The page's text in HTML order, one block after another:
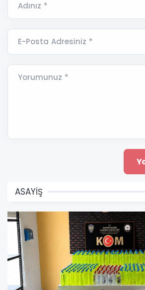
Adınız *
E-Posta Adresiniz *
Yorumunuz *
ASAYİŞ